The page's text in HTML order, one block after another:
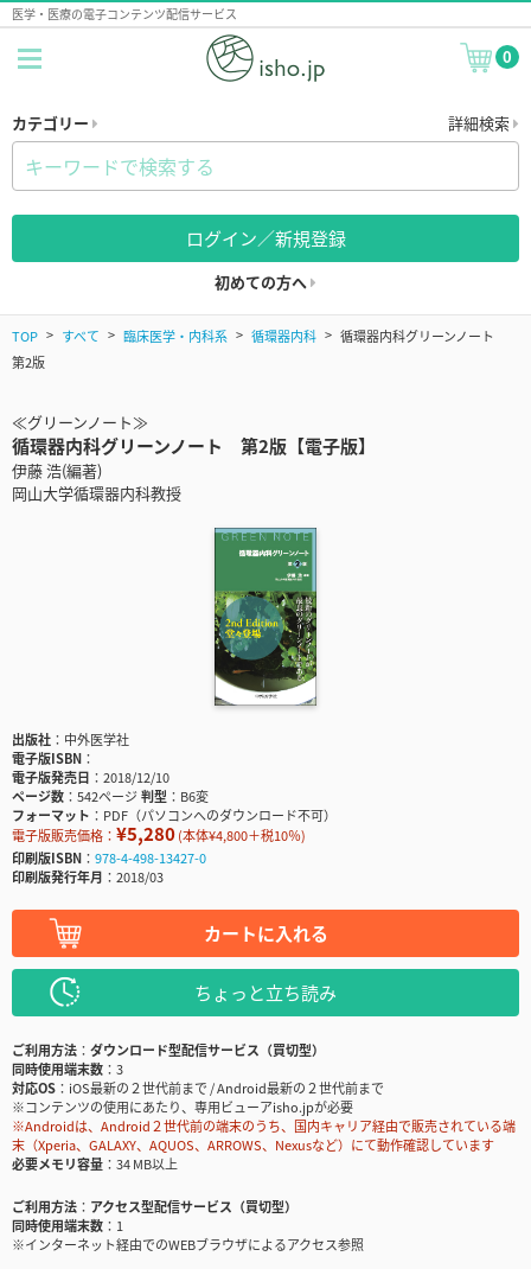
医学・医療の電子コンテンツ配信サービス
0
カテゴリー 詳細検索
ログイン／新規登録
初めての方へ
TOP すべて 臨床医学・内科系 循環器内科
循環器内科グリーンノート
第2版
≪グリーンノート≫
循環器内科グリーンノート 第2版【電子版】
伊藤 浩(編著)
岡山大学循環器内科教授
出版社
中外医学社
電子版ISBN
電子版発売日
2018/12/10
ページ数
542ページ判型
B6変
フォーマット
PDF（パソコンへのダウンロード不可）
電子版販売価格： ¥5,280(本体¥4,800＋税10％)
印刷版ISBN
978-4-498-13427-0
印刷版発行年月
2018/03
カートに入れる
ちょっと立ち読み
ご利用方法
ダウンロード型配信サービス（買切型）
同時使用端末数
3
対応OS
iOS最新の２世代前まで / Android最新の２世代前まで
※コンテンツの使用にあたり、専用ビューアisho.jpが必要
※Androidは、Android２世代前の端末のうち、国内キャリア経由で販売されている端
末（Xperia、GALAXY、AQUOS、ARROWS、Nexusなど）にて動作確認しています
必要メモリ容量
34 MB以上
ご利用方法
アクセス型配信サービス（買切型）
同時使用端末数
1
※インターネット経由でのWEBブラウザによるアクセス参照